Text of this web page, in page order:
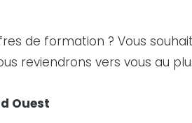
de formation ? Vous
reviendrons vers vous au
Ouest